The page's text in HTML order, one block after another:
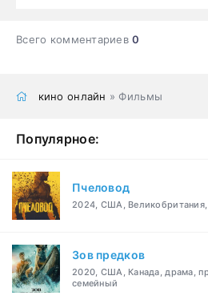
Всего комментариев0
кино онлайн » Фильмы
Популярное:
Пчеловод
2024, США,
Зов предков
2020, США, Канада, драма,
семейный